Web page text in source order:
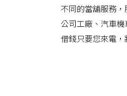
不同的當舖服務
公司工廠、汽車
借錢只要您來電